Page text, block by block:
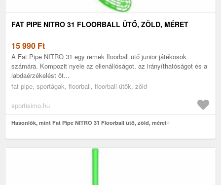
FAT PIPE NITRO 31 FLOORBALL ÜTŐ, ZÖLD, MÉRET
15 990 Ft
A Fat Pipe NITRO 31 egy remek floorball ütő junior játékosok
számára. Kompozit nyele az ellenállóságot, az irányíthatóságot és a
labdaérzékelést öt...
fat pipe, sportágak, floorball, floorball ütők, zöld
sportisimo.hu
Hasonlók, mint Fat Pipe NITRO 31 Floorball ütő, zöld, méret